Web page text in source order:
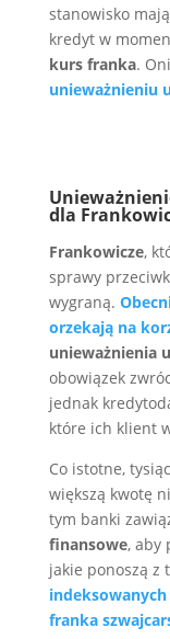
stanowisko mają
kredyt w
kurs franka.
unieważnieniu
dla
Frankowicze,
sprawy
wygraną.
orzekają na
unieważnienia
obowiązek
jednak
które ich klient
Co istotne,
większą kwotę
tym banki
finansowe, aby
jakie ponoszą z
indeksowanych
franka